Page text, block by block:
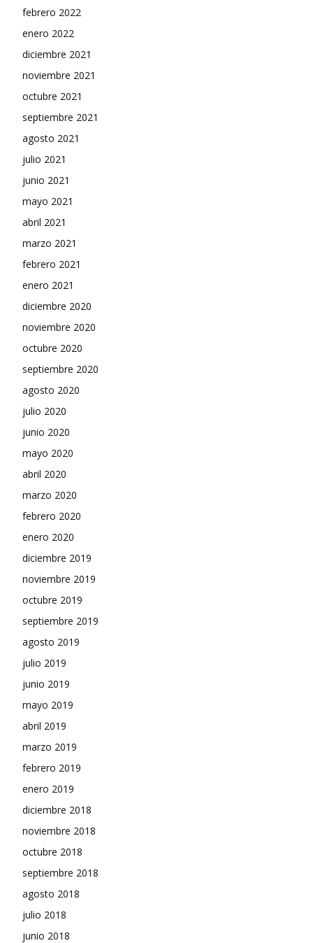
febrero 2022
enero 2022
diciembre 2021
noviembre 2021
octubre 2021
septiembre 2021
agosto 2021
julio 2021
junio 2021
mayo 2021
abril 2021
marzo 2021
febrero 2021
enero 2021
diciembre 2020
noviembre 2020
octubre 2020
septiembre 2020
agosto 2020
julio 2020
junio 2020
mayo 2020
abril 2020
marzo 2020
febrero 2020
enero 2020
diciembre 2019
noviembre 2019
octubre 2019
septiembre 2019
agosto 2019
julio 2019
junio 2019
mayo 2019
abril 2019
marzo 2019
febrero 2019
enero 2019
diciembre 2018
noviembre 2018
octubre 2018
septiembre 2018
agosto 2018
julio 2018
junio 2018